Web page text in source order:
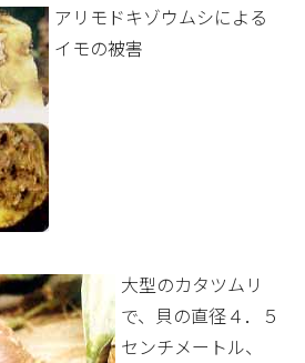
アリモドキゾウムシによる
イモの被害
大型のカタツムリ
で、貝の直径４．５
センチメートル、